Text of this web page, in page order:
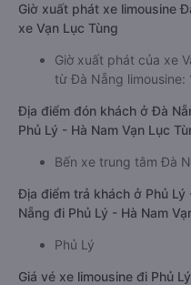
Giờ xuất phát xe limousine
xe Vạn Lục Tùng
Giờ xuất phát của xe
từ Đà Nẵng limousine:
Địa điểm đón khách ở Đà
Phủ Lý - Hà Nam Vạn Lục
Bến xe trung tâm Đà
Địa điểm trả khách ở Phủ Lý
Nẵng đi Phủ Lý - Hà Nam
Phủ Lý
Giá vé xe limousine đi Phủ